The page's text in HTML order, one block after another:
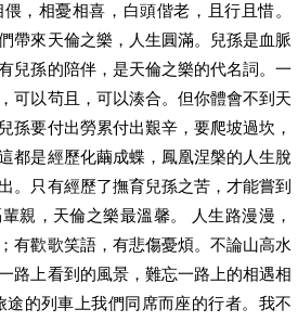
，相憂相喜，白頭偕老，且行且惜。
帶來天倫之樂，人生圓滿。兒孫是血脈
兒孫的陪伴，是天倫之樂的代名詞。一
可以茍且，可以湊合。但你體會不到天
孫要付出勞累付出艱辛，要爬坡過坎，
都是經歷化繭成蝶，鳳凰涅槃的人生脫
。只有經歷了撫育兒孫之苦，才能嘗到
親，天倫之樂最溫馨。 人生路漫漫，
有歡歌笑語，有悲傷憂煩。不論山高水
路上看到的風景，難忘一路上的相遇相
的列車上我們同席而座的行者。我不